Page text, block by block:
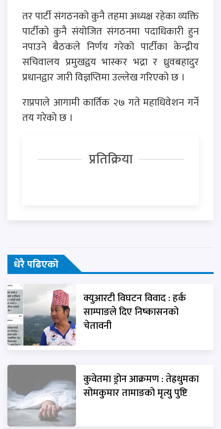
तर पार्टी संगठनको कुनै तहमा अध्यक्ष रहेका व्यक्ति
पार्टीको कुनै संयोजित संगठनमा पदाधिकारी हुन
नपाउने बैठकले निर्णय गरेको पार्टीका केन्द्रीय
सचिवालय प्रमुखद्वय भास्कर भद्रा र ध्रुवबहादुर
प्रधानद्वार जारी विज्ञप्तिमा उल्लेख गरिएको छ ।
राप्रपाले आगामी कार्तिक २७ गते महाधिवेशन गर्ने
तय गरेको छ ।
प्रतिक्रिया
धेरै पढिएको
क्युआरटी विघटन विवाद : हर्क
साम्पाङले दिए निष्कासनको
चेतावनी
कुवेतमा ड्रोन आक्रमण : तेह्रथुमका
सोमकुमार तामाङको मृत्यु पुष्टि